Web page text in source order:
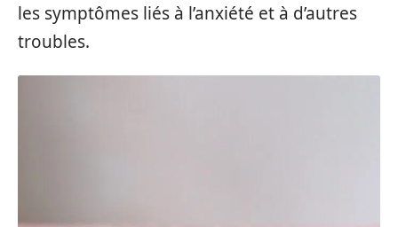
les symptômes liés à l’anxiété et à d’autres
troubles.